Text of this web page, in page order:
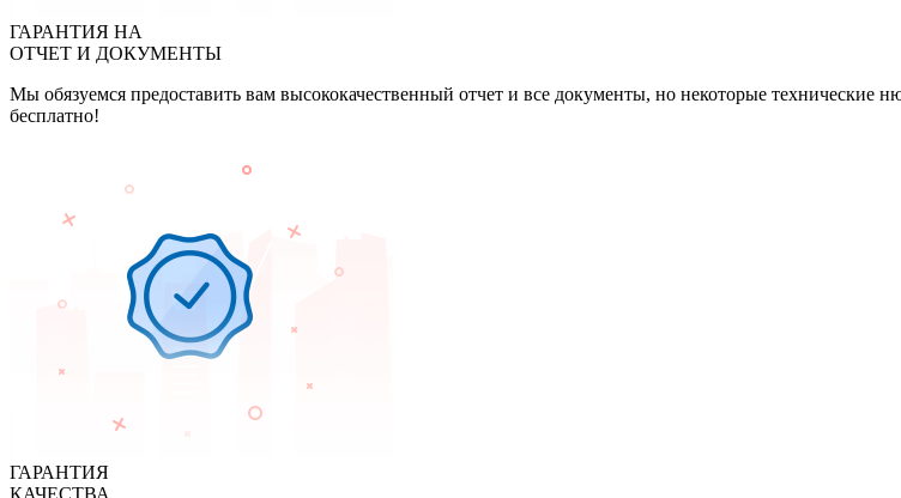
ГАРАНТИЯ НА
ОТЧЕТ И ДОКУМЕНТЫ
Мы обязуемся предоставить вам высококачественный отчет и все документы, но некоторые технические
бесплатно!
ГАРАНТИЯ